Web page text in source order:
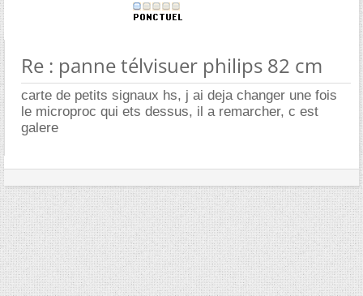
Re : panne télvisuer philips 82 cm
carte de petits signaux hs, j ai deja changer une fois
le microproc qui ets dessus, il a remarcher, c est
galere